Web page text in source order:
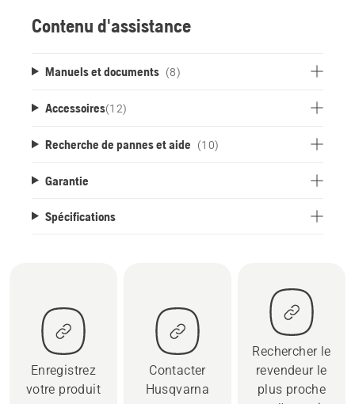
Contenu d'assistance
Manuels et documents (8)
Accessoires(12)
Recherche de pannes et aide (10)
Garantie
Spécifications
Enregistrez
votre produit
Contacter
Husqvarna
Rechercher le
revendeur le
plus proche